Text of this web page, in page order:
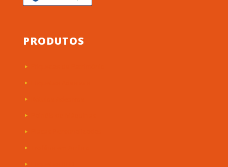
PRODUTOS